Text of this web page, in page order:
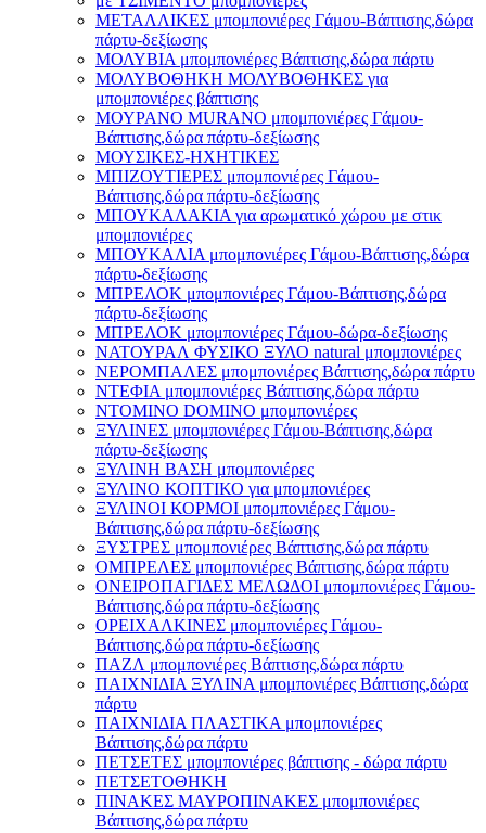
ΜΕΤΑΛΛΙΚΕΣ μπομπονιέρες Γάμου-Βάπτισης,δώρα
πάρτυ-δεξίωσης
ΜΟΛΥΒΙΑ μπομπονιέρες Βάπτισης,δώρα πάρτυ
ΜΟΛΥΒΟΘΗΚΗ ΜΟΛΥΒΟΘΗΚΕΣ για
μπομπονιέρες βάπτισης
ΜΟΥΡΑΝΟ MURANO μπομπονιέρες Γάμου-
Βάπτισης,δώρα πάρτυ-δεξίωσης
ΜΟΥΣΙΚΕΣ-ΗΧΗΤΙΚΕΣ
ΜΠΙΖΟΥΤΙΕΡΕΣ μπομπονιέρες Γάμου-
Βάπτισης,δώρα πάρτυ-δεξίωσης
ΜΠΟΥΚΑΛΑΚΙΑ για αρωματικό χώρου με στικ
μπομπονιέρες
ΜΠΟΥΚΑΛΙΑ μπομπονιέρες Γάμου-Βάπτισης,δώρα
πάρτυ-δεξίωσης
ΜΠΡΕΛΟΚ μπομπονιέρες Γάμου-Βάπτισης,δώρα
πάρτυ-δεξίωσης
ΜΠΡΕΛΟΚ μπομπονιέρες Γάμου-δώρα-δεξίωσης
ΝΑΤΟΥΡΑΛ ΦΥΣΙΚΟ ΞΥΛΟ natural μπομπονιέρες
ΝΕΡΟΜΠΑΛΕΣ μπομπονιέρες Βάπτισης,δώρα πάρτυ
ΝΤΕΦΙΑ μπομπονιέρες Βάπτισης,δώρα πάρτυ
ΝΤΟΜΙΝΟ DOMINO μπομπονιέρες
ΞΥΛΙΝΕΣ μπομπονιέρες Γάμου-Βάπτισης,δώρα
πάρτυ-δεξίωσης
ΞΥΛΙΝΗ ΒΑΣΗ μπομπονιέρες
ΞΥΛΙΝΟ ΚΟΠΤΙΚΟ για μπομπονιέρες
ΞΥΛΙΝΟΙ ΚΟΡΜΟΙ μπομπονιέρες Γάμου-
Βάπτισης,δώρα πάρτυ-δεξίωσης
ΞΥΣΤΡΕΣ μπομπονιέρες Βάπτισης,δώρα πάρτυ
ΟΜΠΡΕΛΕΣ μπομπονιέρες Βάπτισης,δώρα πάρτυ
ΟΝΕΙΡΟΠΑΓΙΔΕΣ ΜΕΛΩΔΟΙ μπομπονιέρες Γάμου-
Βάπτισης,δώρα πάρτυ-δεξίωσης
ΟΡΕΙΧΑΛΚΙΝΕΣ μπομπονιέρες Γάμου-
Βάπτισης,δώρα πάρτυ-δεξίωσης
ΠΑΖΛ μπομπονιέρες Βάπτισης,δώρα πάρτυ
ΠΑΙΧΝΙΔΙΑ ΞΥΛΙΝΑ μπομπονιέρες Βάπτισης,δώρα
πάρτυ
ΠΑΙΧΝΙΔΙΑ ΠΛΑΣΤΙΚΑ μπομπονιέρες
Βάπτισης,δώρα πάρτυ
ΠΕΤΣΕΤΕΣ μπομπονιέρες βάπτισης - δώρα πάρτυ
ΠΕΤΣΕΤΟΘΗΚΗ
ΠΙΝΑΚΕΣ ΜΑΥΡΟΠΙΝΑΚΕΣ μπομπονιέρες
Βάπτισης,δώρα πάρτυ